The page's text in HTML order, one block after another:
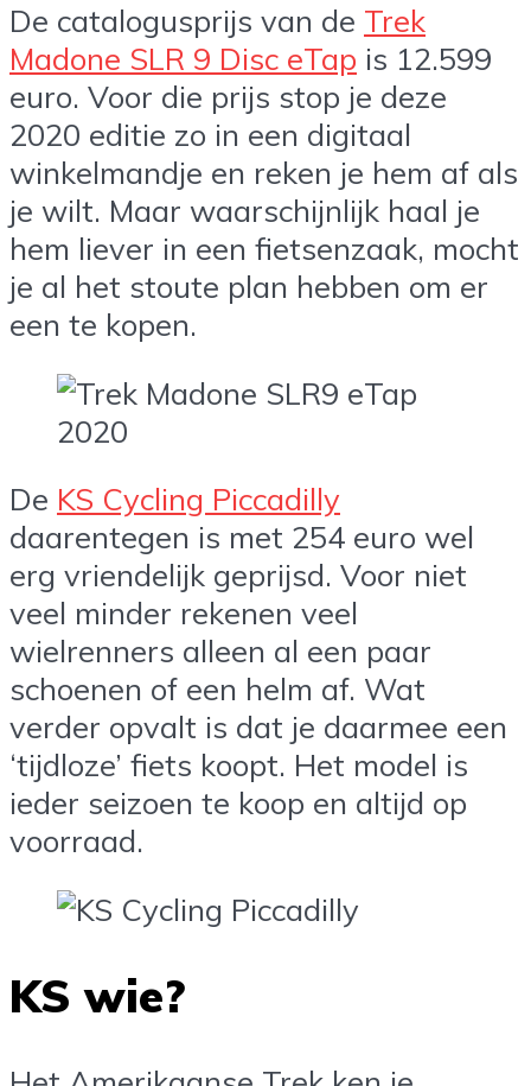
De catalogusprijs van de Trek
Madone SLR 9 Disc eTap is 12.599
euro. Voor die prijs stop je deze
2020 editie zo in een digitaal
winkelmandje en reken je hem af als
je wilt. Maar waarschijnlijk haal je
hem liever in een fietsenzaak, mocht
je al het stoute plan hebben om er
een te kopen.
De KS Cycling Piccadilly
daarentegen is met 254 euro wel
erg vriendelijk geprijsd. Voor niet
veel minder rekenen veel
wielrenners alleen al een paar
schoenen of een helm af. Wat
verder opvalt is dat je daarmee een
‘tijdloze’ fiets koopt. Het model is
ieder seizoen te koop en altijd op
voorraad.
KS wie?